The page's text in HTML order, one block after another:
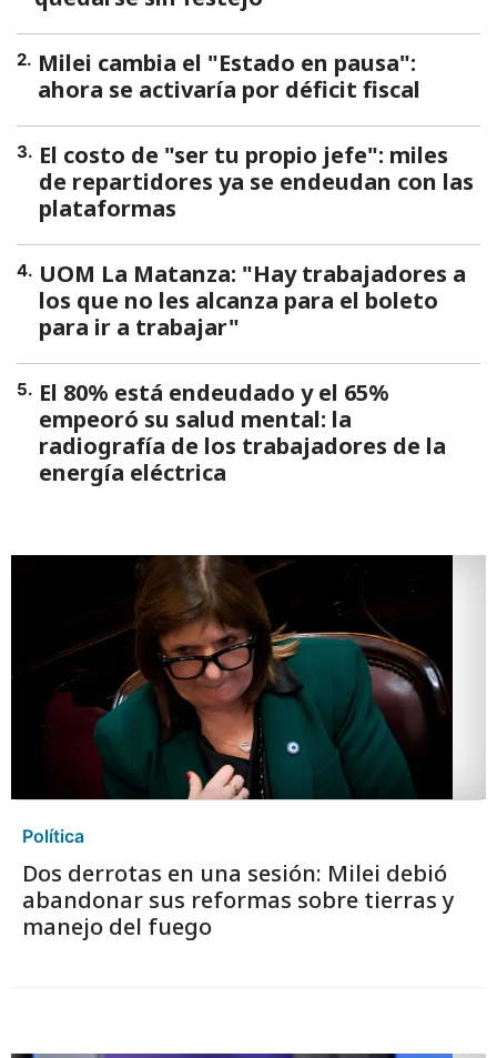
2. Milei cambia el "Estado en pausa":
ahora se activaría por déficit fiscal
3. El costo de "ser tu propio jefe": miles
de repartidores ya se endeudan con las
plataformas
4. UOM La Matanza: "Hay trabajadores a
los que no les alcanza para el boleto
para ir a trabajar"
5. El 80% está endeudado y el 65%
empeoró su salud mental: la
radiografía de los trabajadores de la
energía eléctrica
Política
Dos derrotas en una sesión: Milei debió
abandonar sus reformas sobre tierras y
manejo del fuego